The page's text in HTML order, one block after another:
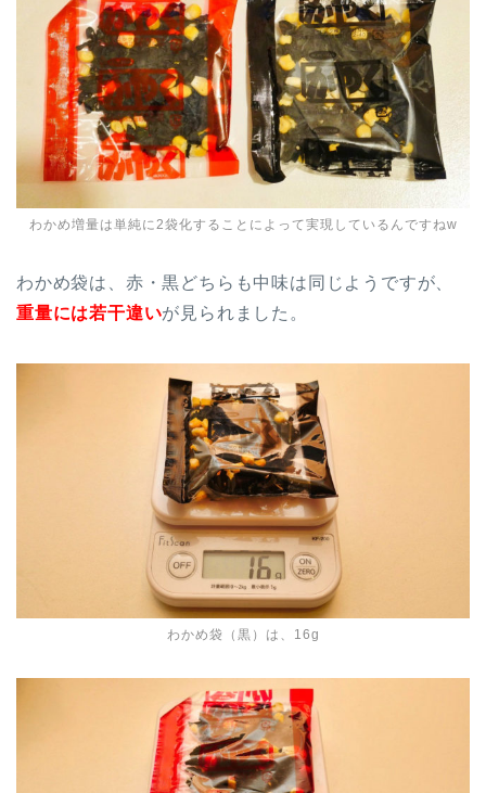
わかめ増量は単純に2袋化することによって実現しているんですねw
わかめ袋は、赤・黒どちらも中味は同じようですが、
重量には若干違いが見られました。
わかめ袋（黒）は、16g